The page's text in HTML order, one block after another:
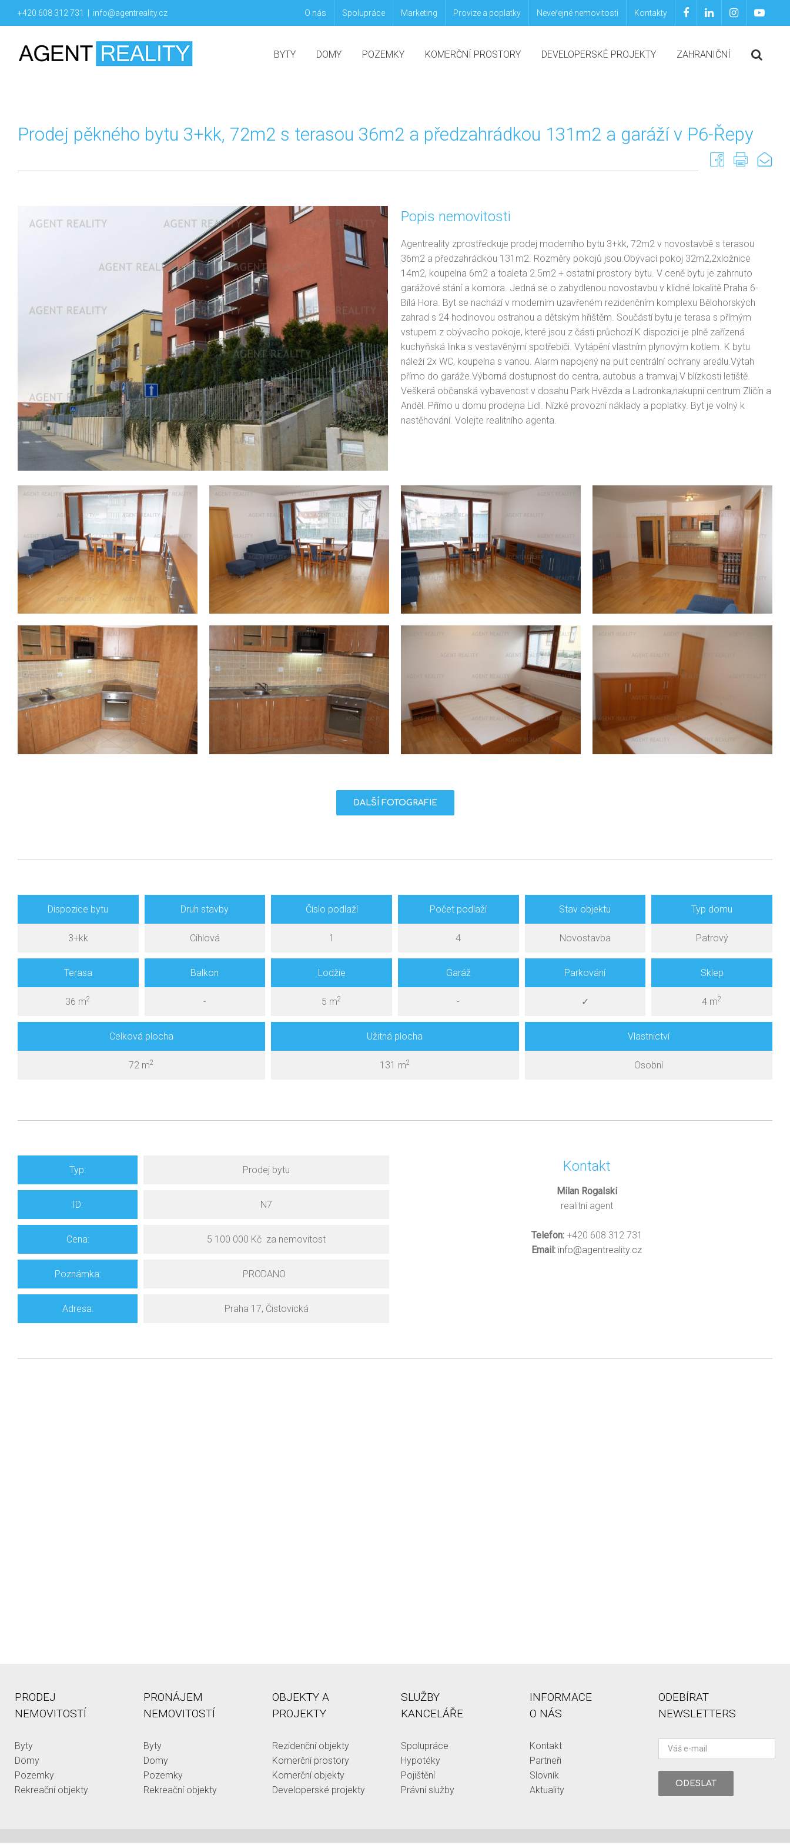
+420 608 312 731 info@agentreality.cz O nás Spolupráce Marketing Provize a poplatky Neveřejné nemovitosti Kontakty
BYTY DOMY POZEMKY KOMERČNÍ PROSTORY DEVELOPERSKÉ PROJEKTY ZAHRANIČNÍ
Prodej pěkného bytu 3+kk, 72m2 s terasou 36m2 a předzahrádkou 131m2 a garáží v P6-Řepy
Popis nemovitosti
Agentreality zprostředkuje prodej moderního bytu 3+kk, 72m2 v novostavbě s terasou
36m2 a předzahrádkou 131m2. Rozměry pokojů jsou.Obývací pokoj 32m2,2xložnice
14m2, koupelna 6m2 a toaleta 2.5m2 + ostatní prostory bytu. V ceně bytu je zahrnuto
garážové stání a komora. Jedná se o zabydlenou novostavbu v klidné lokalitě Praha 6-
Bílá Hora. Byt se nachází v moderním uzavřeném rezidenčním komplexu Bělohorských
zahrad s 24 hodinovou ostrahou a dětským hřištěm. Součástí bytu je terasa s přímým
vstupem z obývacího pokoje, které jsou z části průchozí.K dispozici je plně zařízená
kuchyňská linka s vestavěnými spotřebiči. Vytápění vlastním plynovým kotlem. K bytu
náleží 2x WC, koupelna s vanou. Alarm napojený na pult centrální ochrany areálu.Výtah
přímo do garáže.Výborná dostupnost do centra, autobus a tramvaj.V blízkosti letiště.
Veškerá občanská vybavenost v dosahu Park Hvězda a Ladronka,nakupní centrum Zličín a
Anděl. Přímo u domu prodejna Lidl. Nízké provozní náklady a poplatky. Byt je volný k
nastěhování. Volejte realitního agenta.
DALŠÍ FOTOGRAFIE
Dispozice bytu
3+kk
Druh stavby
Cihlová
Číslo podlaží
1
Počet podlaží
4
Stav objektu
Novostavba
Typ domu
Patrový
Terasa
36 m2
Balkon
-
Lodžie
5 m2
Garáž
-
Parkování
✓
Sklep
4 m2
Celková plocha
72 m2
Užitná plocha
131 m2
Vlastnictví
Osobní
Typ: Prodej bytu
ID: N7
Cena: 5 100 000 Kč za nemovitost
Poznámka: PRODANO
Adresa: Praha 17, Čistovická
Kontakt
Milan Rogalski
realitní agent
Telefon:+420 608 312 731
Email: info@agentreality.cz
PRODEJ
NEMOVITOSTÍ
Byty
Domy
Pozemky
Rekreační objekty
PRONÁJEM
NEMOVITOSTÍ
Byty
Domy
Pozemky
Rekreační objekty
OBJEKTY A
PROJEKTY
Rezidenční objekty
Komerční prostory
Komerční objekty
Developerské projekty
SLUŽBY
KANCELÁŘE
Spolupráce
Hypotéky
Pojištění
Právní služby
INFORMACE
O NÁS
Kontakt
Partneři
Slovník
Aktuality
ODEBÍRAT
NEWSLETTERS